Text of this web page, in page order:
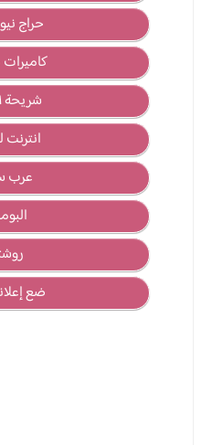
حراج
كاميرات
شريحة eSIM
انترنت
عرب
ضع